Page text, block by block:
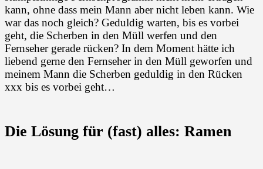
kann, ohne dass mein Mann aber nicht leben kann. Wie
war das noch gleich? Geduldig warten, bis es vorbei
geht, die Scherben in den Müll werfen und den
Fernseher gerade rücken? In dem Moment hätte ich
liebend gerne den Fernseher in den Müll geworfen und
meinem Mann die Scherben geduldig in den Rücken
xxx bis es vorbei geht…
Die Lösung für (fast) alles: Ramen